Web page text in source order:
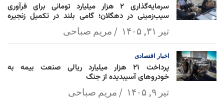
سرمایه‌گذاری ۲ هزار میلیارد تومانی برای فرآوری
سیب‌زمینی در دهگلان؛ گامی بلند در تکمیل زنجیره
ارزش کشاورزیتیر ۳۱, ۱۴۰۵ مریم صباحی
اخبار اقتصادی
پرداخت ۲۱ هزار میلیارد ریالی صنعت بیمه به
خودروهای آسیبدیده از جنگ
تیر ۹, ۱۴۰۵ مریم صباحی